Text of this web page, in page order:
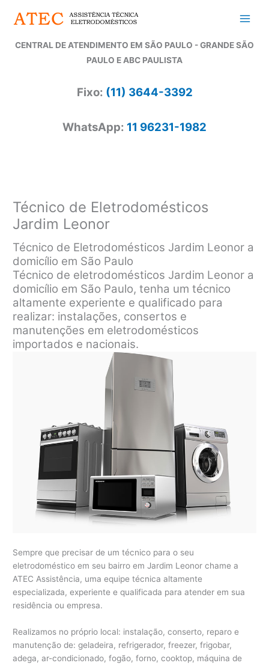
para
conteúdo
CENTRAL DE ATENDIMENTO EM SÃO PAULO - GRANDE SÃO
PAULO E ABC PAULISTA
Fixo: (11) 3644-3392
WhatsApp: 11 96231-1982
Técnico de Eletrodomésticos
Jardim Leonor
Técnico de Eletrodomésticos Jardim Leonor a
domicílio em São Paulo
Técnico de eletrodomésticos Jardim Leonor a
domicílio em São Paulo, tenha um técnico
altamente experiente e qualificado para
realizar: instalações, consertos e
manutenções em eletrodomésticos
importados e nacionais.
Sempre que precisar de um técnico para o seu
eletrodoméstico em seu bairro em Jardim Leonor chame a
ATEC Assistência, uma equipe técnica altamente
especializada, experiente e qualificada para atender em sua
residência ou empresa.
Realizamos no próprio local: instalação, conserto, reparo e
manutenção de: geladeira, refrigerador, freezer, frigobar,
adega, ar-condicionado, fogão, forno, cooktop, máquina de